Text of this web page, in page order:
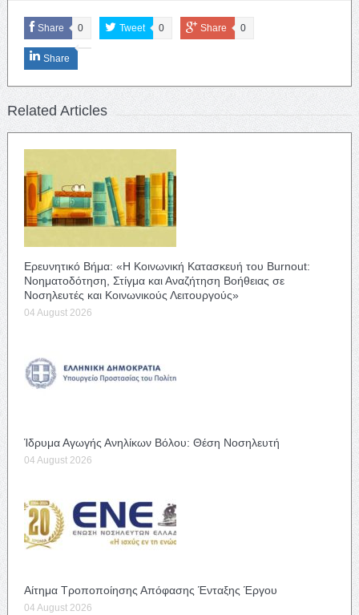
Share 0 Tweet 0 Share 0
Share
Related Articles
Ερευνητικό Βήμα: «Η Κοινωνική Κατασκευή του Burnout:
Νοηματοδότηση, Στίγμα και Αναζήτηση Βοήθειας σε
Νοσηλευτές και Κοινωνικούς Λειτουργούς»
04 August 2026
Ίδρυμα Αγωγής Ανηλίκων Βόλου: Θέση Νοσηλευτή
04 August 2026
Αίτημα Τροποποίησης Απόφασης Ένταξης Έργου
04 August 2026